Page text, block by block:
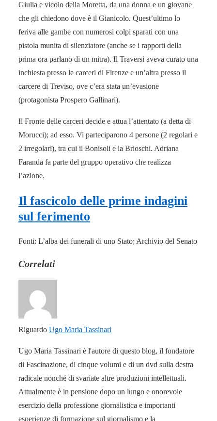
Giulia e vicolo della Moretta, da una donna e un giovane
che gli chiedono dove è il Gianicolo. Quest’ultimo lo
feriva alle gambe con numerosi colpi sparati con una
pistola munita di silenziatore (anche se i rapporti della
prima ora parlano di un mitra). Il Traversi aveva curato una
inchiesta presso le carceri di Firenze e un’altra presso il
carcere di Treviso, ove c’era stata un’evasione
(protagonista Prospero Gallinari).
Il Fronte delle carceri decide e attua l’attentato (a detta di
Morucci); ad esso. Vi parteciparono 4 persone (2 regolari e
2 irregolari), tra cui il Bonisoli e la Brioschi. Adriana
Faranda fa parte del gruppo operativo che realizza
l’azione.
Il fascicolo delle prime indagini
sul ferimento
Fonti: L’alba dei funerali di uno Stato; Archivio del Senato
Correlati
Riguardo Ugo Maria Tassinari
Ugo Maria Tassinari è l'autore di questo blog, il fondatore
di Fascinazione, di cinque volumi e di un dvd sulla destra
radicale nonché di svariate altre produzioni intellettuali.
Attualmente è in pensione dopo un lungo e onorevole
esercizio della professione giornalistica e importanti
esperienze di formazione sul giornalismo e la